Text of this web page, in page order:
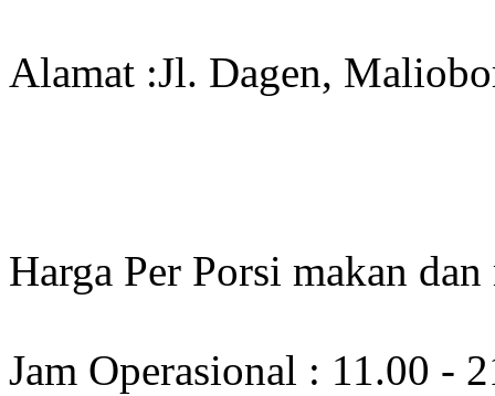
Alamat :Jl. Dagen,
Harga Per Porsi makan
Jam Operasional : 11.00 -